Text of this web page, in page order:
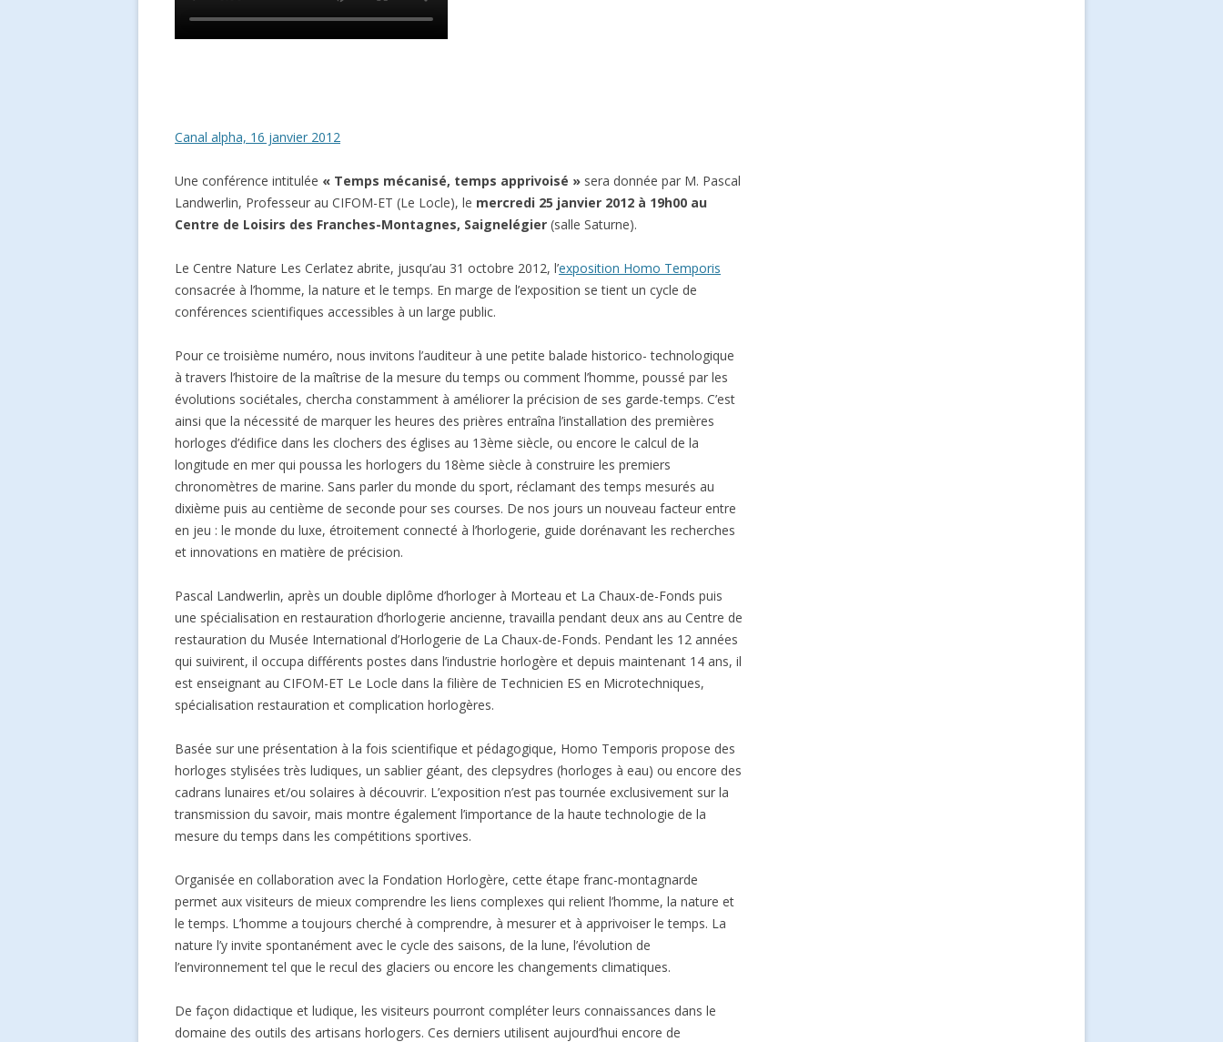
Canal alpha, 16 janvier 2012
Une conférence intitulée « Temps mécanisé, temps apprivoisé » sera donnée par M. Pascal
Landwerlin, Professeur au CIFOM-ET (Le Locle), le mercredi 25 janvier 2012 à 19h00 au
Centre de Loisirs des Franches-Montagnes, Saignelégier (salle Saturne).
Le Centre Nature Les Cerlatez abrite, jusqu’au 31 octobre 2012, l’exposition Homo Temporis
consacrée à l’homme, la nature et le temps. En marge de l’exposition se tient un cycle de
conférences scientifiques accessibles à un large public.
Pour ce troisième numéro, nous invitons l’auditeur à une petite balade historico- technologique
à travers l’histoire de la maîtrise de la mesure du temps ou comment l’homme, poussé par les
évolutions sociétales, chercha constamment à améliorer la précision de ses garde-temps. C’est
ainsi que la nécessité de marquer les heures des prières entraîna l’installation des premières
horloges d’édifice dans les clochers des églises au 13ème siècle, ou encore le calcul de la
longitude en mer qui poussa les horlogers du 18ème siècle à construire les premiers
chronomètres de marine. Sans parler du monde du sport, réclamant des temps mesurés au
dixième puis au centième de seconde pour ses courses. De nos jours un nouveau facteur entre
en jeu : le monde du luxe, étroitement connecté à l’horlogerie, guide dorénavant les recherches
et innovations en matière de précision.
Pascal Landwerlin, après un double diplôme d’horloger à Morteau et La Chaux-de-Fonds puis
une spécialisation en restauration d’horlogerie ancienne, travailla pendant deux ans au Centre de
restauration du Musée International d’Horlogerie de La Chaux-de-Fonds. Pendant les 12 années
qui suivirent, il occupa différents postes dans l’industrie horlogère et depuis maintenant 14 ans, il
est enseignant au CIFOM-ET Le Locle dans la filière de Technicien ES en Microtechniques,
spécialisation restauration et complication horlogères.
Basée sur une présentation à la fois scientifique et pédagogique, Homo Temporis propose des
horloges stylisées très ludiques, un sablier géant, des clepsydres (horloges à eau) ou encore des
cadrans lunaires et/ou solaires à découvrir. L’exposition n’est pas tournée exclusivement sur la
transmission du savoir, mais montre également l’importance de la haute technologie de la
mesure du temps dans les compétitions sportives.
Organisée en collaboration avec la Fondation Horlogère, cette étape franc-montagnarde
permet aux visiteurs de mieux comprendre les liens complexes qui relient l’homme, la nature et
le temps. L’homme a toujours cherché à comprendre, à mesurer et à apprivoiser le temps. La
nature l’y invite spontanément avec le cycle des saisons, de la lune, l’évolution de
l’environnement tel que le recul des glaciers ou encore les changements climatiques.
De façon didactique et ludique, les visiteurs pourront compléter leurs connaissances dans le
domaine des outils des artisans horlogers. Ces derniers utilisent aujourd’hui encore de